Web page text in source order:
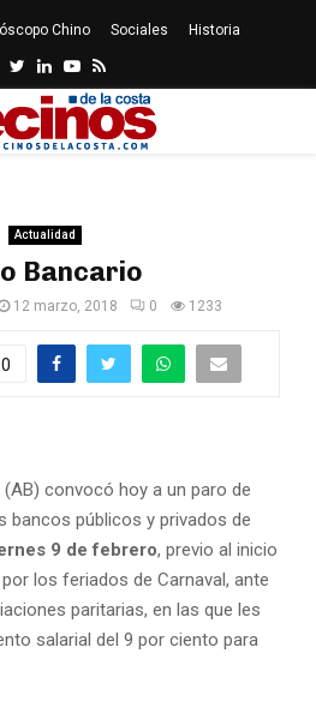
Chino Sociales Historia
Twitter
LinkedinYoutube
Rss
Actualidad
Bancario
12 marzo, 2018 0 1233
0
convocó hoy a un paro de
bancos públicos y privados de
9 de febrero, previo al inicio
los feriados de Carnaval, ante
paritarias, en las que les
salarial del 9 por ciento para